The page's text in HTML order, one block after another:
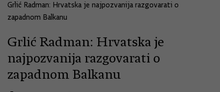
Grlić Radman: Hrvatska je najpozvanija razgovarati o
zapadnom Balkanu
Grlić Radman: Hrvatska je
najpozvanija razgovarati o
zapadnom Balkanu